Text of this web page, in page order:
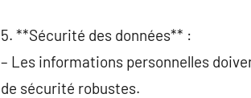
5. **Sécurité des données** :
– Les informations personnelles
de sécurité robustes.